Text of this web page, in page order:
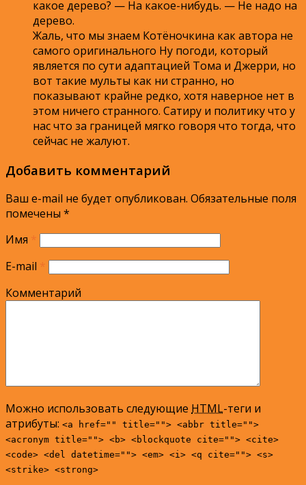
какое дерево? — На какое-нибудь. — Не надо на
дерево.
Жаль, что мы знаем Котёночкина как автора не
самого оригинального Ну погоди, который
является по сути адаптацией Тома и Джерри, но
вот такие мульты как ни странно, но
показывают крайне редко, хотя наверное нет в
этом ничего странного. Сатиру и политику что у
нас что за границей мягко говоря что тогда, что
сейчас не жалуют.
Добавить комментарий
Ваш e-mail не будет опубликован. Обязательные поля
помечены *
Имя *
E-mail *
Комментарий
Можно использовать следующие HTML-теги и
атрибуты: <a href="" title=""> <abbr title="">
<acronym title=""> <b> <blockquote cite=""> <cite>
<code> <del datetime=""> <em> <i> <q cite=""> <s>
<strike> <strong>